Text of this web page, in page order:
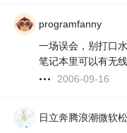
programfanny
一场误会，别打口水
笔记本里可以有无
2006-09-16
日立奔腾浪潮微软